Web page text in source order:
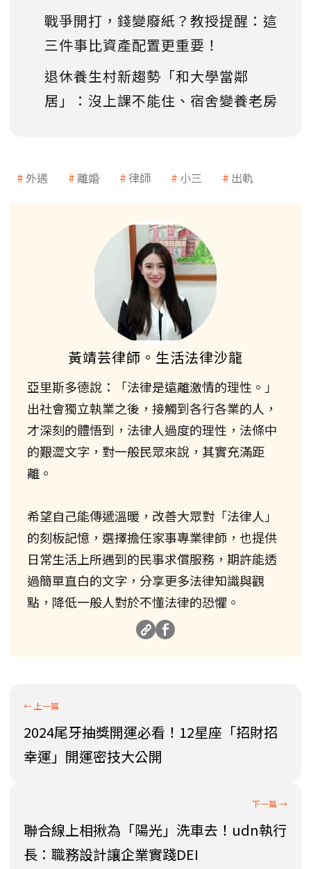
戰爭開打，錢變廢紙？教授提醒：這
三件事比資產配置更重要！
退休養生村新趨勢「和大學當鄰
居」：沒上課不能住、宿舍變養老房
外遇 離婚 律師 小三 出軌
黃靖芸律師。生活法律沙龍
亞里斯多德說：「法律是遠離激情的理性。」
出社會獨立執業之後，接觸到各行各業的人，
才深刻的體悟到，法律人過度的理性，法條中
的艱澀文字，對一般民眾來說，其實充滿距
離。
希望自己能傳遞溫暖，改善大眾對「法律人」
的刻板記憶，選擇擔任家事專業律師，也提供
日常生活上所遇到的民事求償服務，期許能透
過簡單直白的文字，分享更多法律知識與觀
點，降低一般人對於不懂法律的恐懼。
2024尾牙抽獎開運必看！12星座「招財招
幸運」開運密技大公開
聯合線上相揪為「陽光」洗車去！udn執行
長：職務設計讓企業實踐DEI